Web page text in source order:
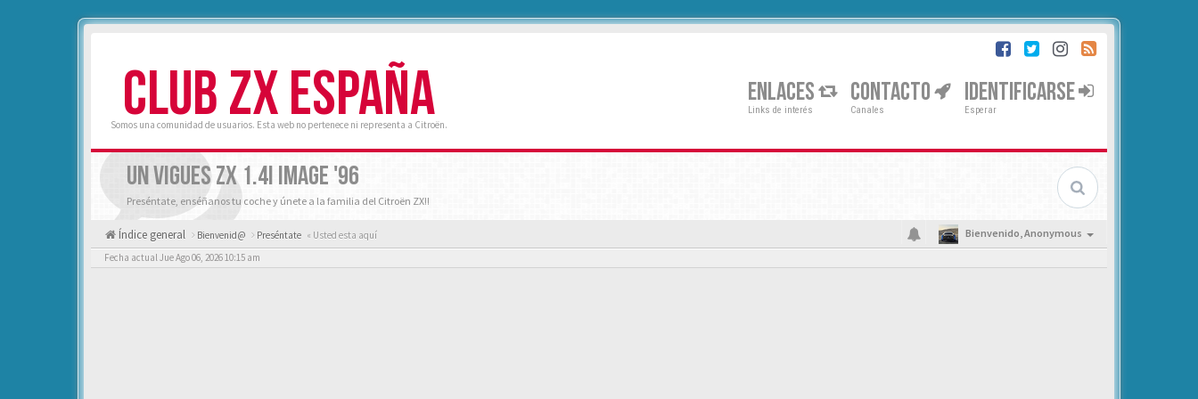
CLUB ZX ESPAÑA
Somos una comunidad de usuarios. Esta web no pertenece ni representa a Citroën.
ENLACES
Links de interés
CONTACTO
Canales
IDENTIFICARSE
Esperar
UN VIGUES ZX 1.4I IMAGE '96
Preséntate, enséñanos tu coche y únete a la familia del Citroën ZX!!
Índice general Bienvenid@ Preséntate « Usted esta aquí Bienvenido,Anonymous
Fecha actual Jue Ago 06, 2026 10:15 am